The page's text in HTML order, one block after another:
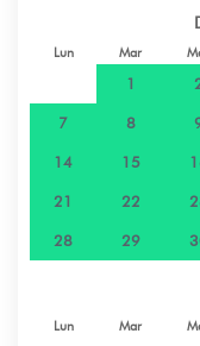
Lun Mar
1
7 8
14 15
21 22
28 29
Lun Mar